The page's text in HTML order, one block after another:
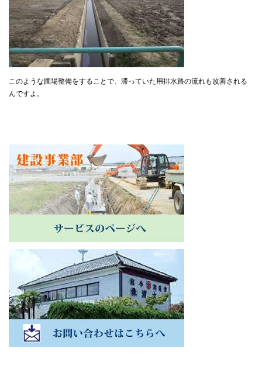
このような圃場整備をすることで、滞っていた用排水路の流れも改善される
んですよ。